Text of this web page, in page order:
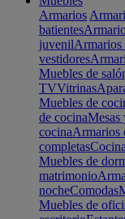
Armarios
batientes
juvenilArmarios
vestidores
Muebles de
TVVitrinas
Muebles de
de cocinaMesas
cocinaArmarios
completas
Muebles de
matrimonio
nocheComodas
Muebles de